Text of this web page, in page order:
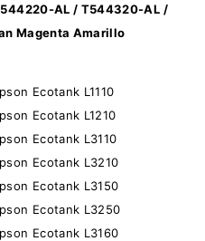
AL / T544320-AL /
Magenta Amarillo
Ecotank L1110
Ecotank L1210
Ecotank L3110
Ecotank L3210
Ecotank L3150
Ecotank L3250
Ecotank L3160